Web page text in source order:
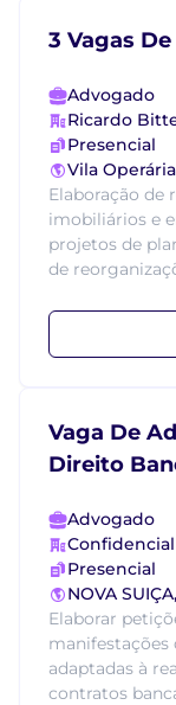
3 Vagas
Advogado
Ricardo
Presencial
Vila
Elaboração de
imobiliários e
projetos de
de
Vaga De
Direito
Advogado
Confidencial
Presencial
NOVA
Elaborar
manifestações
adaptadas à
contratos